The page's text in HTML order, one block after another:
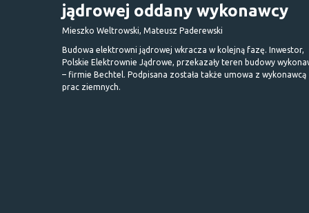
jądrowej oddany wykonawcy
Mieszko Weltrowski, Mateusz Paderewski
Budowa elektrowni jądrowej wkracza w kolejną fazę. Inwestor,
Polskie Elektrownie Jądrowe, przekazały teren budowy
– firmie Bechtel. Podpisana została także umowa z wykonawcą
prac ziemnych.